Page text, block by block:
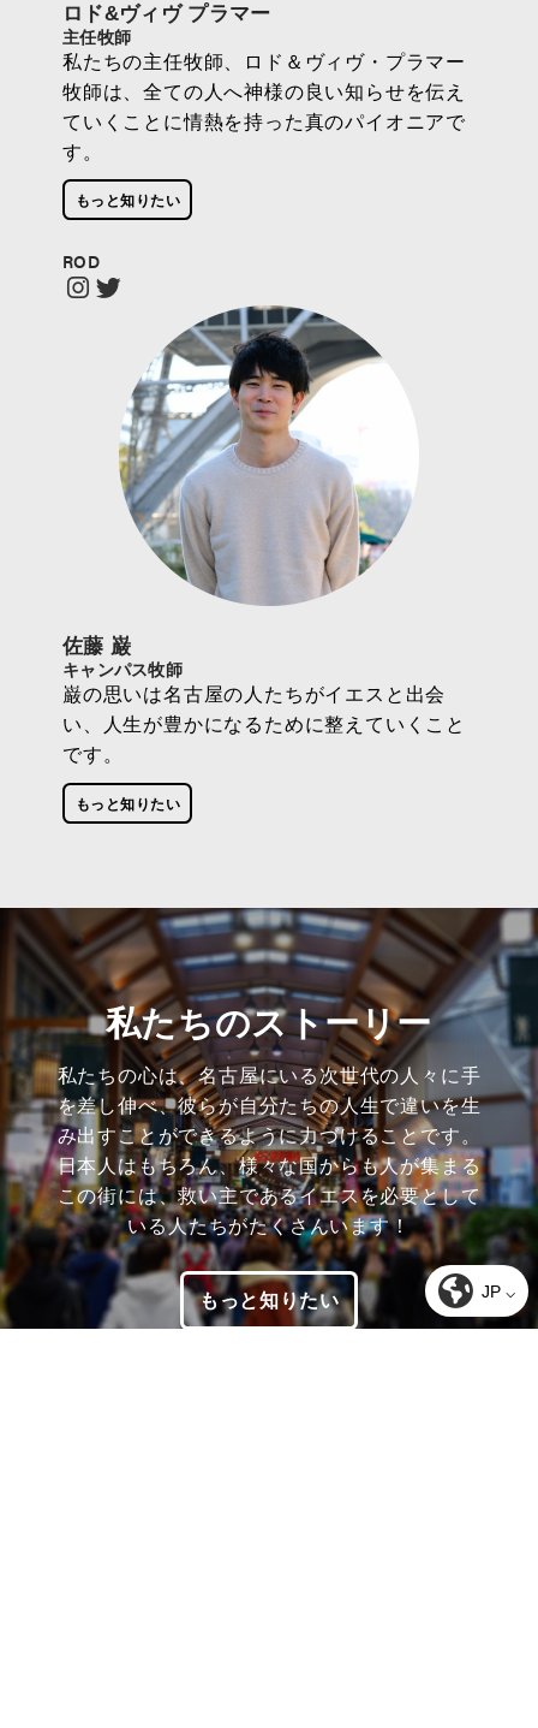
JP ⌵
ロド&ヴィヴ プラマー
主任牧師
私たちの主任牧師、ロド＆ヴィヴ・プラマー
牧師は、全ての人へ神様の良い知らせを伝え
ていくことに情熱を持った真のパイオニアで
す。
もっと知りたい
ROD
佐藤 巌
キャンパス牧師
巌の思いは名古屋の人たちがイエスと出会
い、人生が豊かになるために整えていくこと
です。
もっと知りたい
私たちのストーリー
私たちの心は、名古屋にいる次世代の人々に手
を差し伸べ、彼らが自分たちの人生で違いを生
み出すことができるように力づけることです。
日本人はもちろん、様々な国からも人が集まる
この街には、救い主であるイエスを必要として
いる人たちがたくさんいます！
もっと知りたい